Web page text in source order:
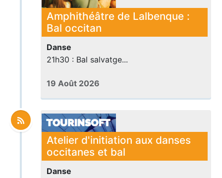
Amphithéâtre de Lalbenque :
Bal occitan
Danse
21h30 : Bal salvatge...
19 Août 2026
Atelier d'initiation aux danses
occitanes et bal
Danse